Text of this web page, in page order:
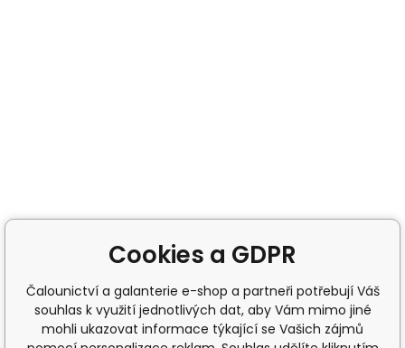
Cookies a GDPR
Čalounictví a galanterie e-shop a partneři potřebují Váš
souhlas k využití jednotlivých dat, aby Vám mimo jiné
mohli ukazovat informace týkající se Vašich zájmů